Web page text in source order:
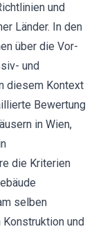
und
Länder. In den
über die Vor-
und
diesem Kontext
Bewertung
in Wien,
die Kriterien
selben
und